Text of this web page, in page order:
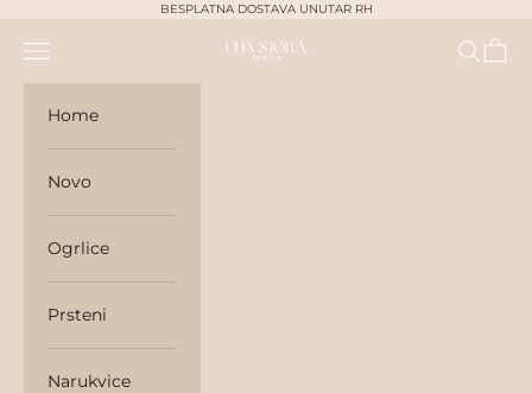
BESPLATNA DOSTAVA UNUTAR RH
unasjora
Navigation menu Search
Cart
Home
Novo
Ogrlice
Prsteni
Narukvice